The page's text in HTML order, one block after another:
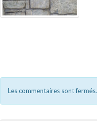
Les commentaires sont fermés.